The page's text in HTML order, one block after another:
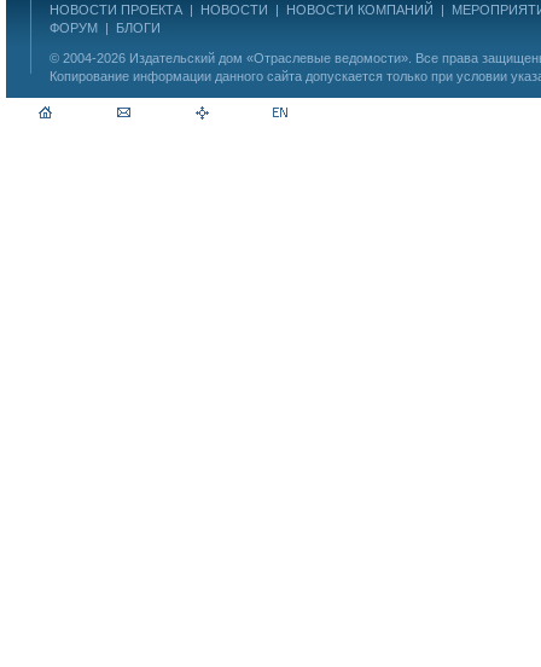
НОВОСТИ ПРОЕКТА | НОВОСТИ | НОВОСТИ КОМПАНИЙ |
ФОРУМ | БЛОГИ
© 2004-2026 Издательский дом «Отраслевые ведомости» . Все права
Копирование информации данного сайта допускается только при условии